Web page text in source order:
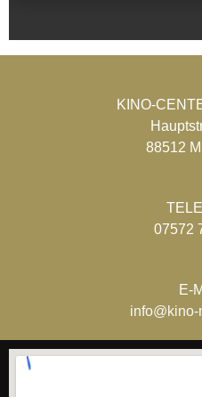
KINO-
88512
07572
E-